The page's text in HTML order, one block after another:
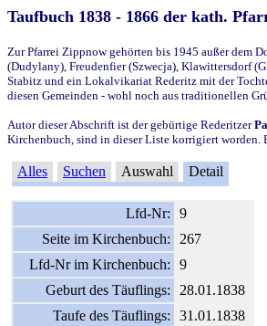
Taufbuch 1838 - 1866 der kath.
Zur Pfarrei Zippnow gehörten bis 1945 außer dem
(Dudylany), Freudenfier (Szwecja), Klawittersdorf
Stabitz und ein Lokalvikariat Rederitz mit der
diesen Gemeinden - wohl noch aus traditionellen
Autor dieser Abschrift ist der gebürtige Rederitzer
Kirchenbuch, sind in dieser Liste korrigiert worden.
Alles Suchen Auswahl Detail
Lfd-Nr:
9
Seite im Kirchenbuch:
267
Lfd-Nr im Kirchenbuch:
9
Geburt des Täuflings:
28.01.1838
Taufe des Täuflings:
31.01.1838